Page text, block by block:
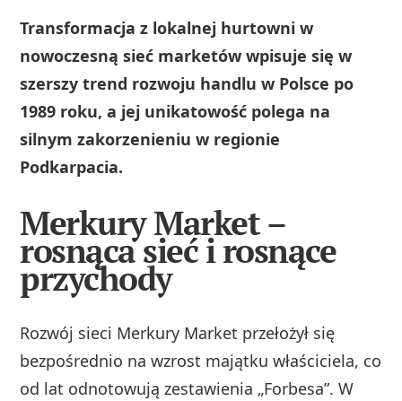
Transformacja z lokalnej hurtowni w
nowoczesną sieć marketów wpisuje się w
szerszy trend rozwoju handlu w Polsce po
1989 roku, a jej unikatowość polega na
silnym zakorzenieniu w regionie
Podkarpacia.
Merkury Market –
rosnąca sieć i rosnące
przychody
Rozwój sieci Merkury Market przełożył się
bezpośrednio na wzrost majątku właściciela, co
od lat odnotowują zestawienia „Forbesa”. W